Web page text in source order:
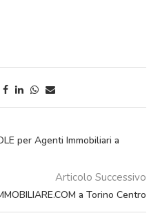
per Agenti Immobiliari a
Articolo Successivo
a Torino Centro